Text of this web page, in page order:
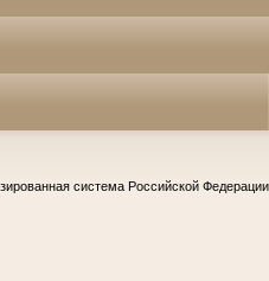
система Российской